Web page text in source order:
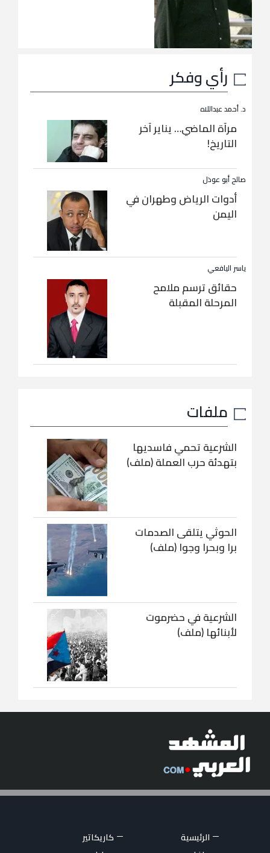
رأي وفكر
د. أحمد عبداللاه
مرآة الماضي… يناير آخر
التاريخ!
صالح أبو عوذل
أدوات الرياض وطهران في
اليمن
ياسر اليافعي
حقائق ترسم ملامح
المرحلة المقبلة
ملفات
الشرعية تحمي فاسديها
بتهدئة حرب العملة (ملف)
الحوثي يتلقى الصدمات
برا وبحرا وجوا (ملف)
الشرعية في حضرموت
لأبنائها (ملف)
الرئيسية
كاريكاتير